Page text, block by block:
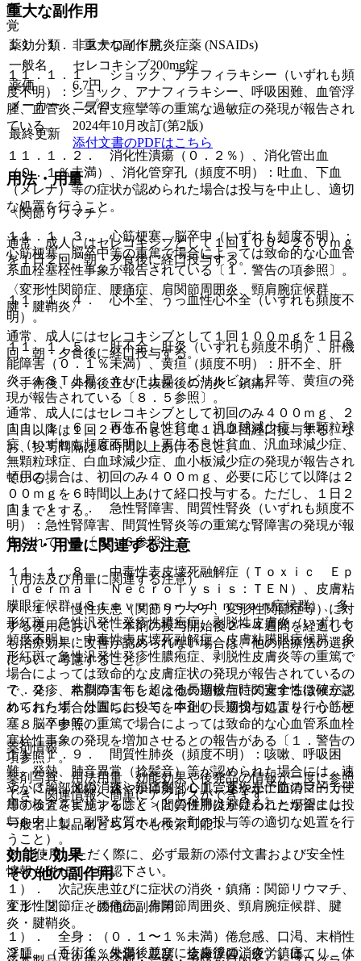
重大な副作用
１１．１． 重大な副作用
１１．１．１． ショック、アナフィラキシー（いずれも頻
度不明）：ショック、アナフィラキシー、呼吸困難、血管浮
腫、血管炎、気管支痙攣等の重篤な過敏症の発現が報告され
ている。
１１．１．２． 消化性潰瘍（０．２％）、消化管出血
（０．１％未満）、消化管穿孔（頻度不明）：吐血、下血
（メレナ）等の症状が認められた場合は投与を中止し、適切
な処置を行うこと。
１１．１．３． 心筋梗塞、脳卒中（いずれも頻度不明）：
心筋梗塞、脳卒中等の重篤で場合によっては致命的な心血管
系血栓塞栓性事象が報告されている〔１．警告の項参照〕。
１１．１．４． 心不全、うっ血性心不全（いずれも頻度不
明）。
１１．１．５． 肝不全、肝炎（いずれも頻度不明）、肝機
能障害（０．１％未満）、黄疸（頻度不明）：肝不全、肝
炎、ＡＳＴ上昇、ＡＬＴ上昇、ビリルビン上昇等、黄疸の発
現が報告されている〔８．５参照〕。
１１．１．６． 再生不良性貧血、汎血球減少症、無顆粒球
症（いずれも頻度不明）：再生不良性貧血、汎血球減少症、
無顆粒球症、白血球減少症、血小板減少症の発現が報告され
ている。
１１．１．７． 急性腎障害、間質性腎炎（いずれも頻度不
明）：急性腎障害、間質性腎炎等の重篤な腎障害の発現が報
告されている〔８．６参照〕。
１１．１．８． 中毒性表皮壊死融解症（Ｔｏｘｉｃ Ｅｐ
ｉｄｅｒｍａｌ Ｎｅｃｒｏｌｙｓｉｓ：ＴＥＮ）、皮膚粘
膜眼症候群（Ｓｔｅｖｅｎｓ−Ｊｏｈｎｓｏｎ症候群）、多
形紅斑、急性汎発性発疹性膿疱症、剥脱性皮膚炎（いずれも
頻度不明）：中毒性表皮壊死融解症、皮膚粘膜眼症候群、多
形紅斑、急性汎発性発疹性膿疱症、剥脱性皮膚炎等の重篤で
場合によっては致命的な皮膚症状の発現が報告されているの
で、発疹、粘膜障害もしくは他の過敏症に関連する徴候が認
められた場合は直ちに投与を中止し、適切な処置を行うこと
〔８．７参照〕。
１１．１．９． 間質性肺炎（頻度不明）：咳嗽、呼吸困
難、発熱、肺音異常（捻髪音）等が認められた場合には、速
やかに胸部Ｘ線、速やかに胸部ＣＴ、速やかに血清マーカー
等の検査を実施すること（間質性肺炎が疑われた場合には投
与を中止し、副腎皮質ホルモン剤の投与等の適切な処置を行
うこと）。
その他の副作用
１１．２． その他の副作用
１）． 全身：（０．１〜１％未満）倦怠感、口渇、末梢性
浮腫、（０．１％未満）悪寒、全身浮腫、疲労、ほてり、体
向
覚
薬効分類
非ステロイド抗炎症薬 (NSAIDs)
一般名
セレコキシブ200mg錠
薬価
6.7円
メーカー
ニプロ
最終更新
2024年10月改訂(第2版)
添付文書のPDFはこちら
用法・用量
〈関節リウマチ〉
通常、成人にはセレコキシブとして１回１００〜２００ｍｇ
を１日２回、朝・夕食後に経口投与する。
〈変形性関節症、腰痛症、肩関節周囲炎、頸肩腕症候群、
腱・腱鞘炎〉
通常、成人にはセレコキシブとして１回１００ｍｇを１日２
回、朝・夕食後に経口投与する。
〈手術後、外傷後並びに抜歯後の消炎・鎮痛〉
通常、成人にはセレコキシブとして初回のみ４００ｍｇ、２
回目以降は１回２００ｍｇとして１日２回経口投与する。な
お、投与間隔は６時間以上あけること。
頓用の場合は、初回のみ４００ｍｇ、必要に応じて以降は２
００ｍｇを６時間以上あけて経口投与する。ただし、１日２
回までとする。
用法・用量に関連する注意
（用法及び用量に関連する注意）
７．１． 慢性疾患（関節リウマチ、変形性関節症等）に対
する使用において、本剤の投与開始後２〜４週間を経過して
も治療効果に改善が認められない場合は、他の治療法の選択
について考慮すること。
７．２． 本剤の１年を超える長期投与時の安全性は確立さ
れておらず、外国において、本剤の長期投与により、心筋梗
塞、脳卒中等の重篤で場合によっては致命的な心血管系血栓
塞栓性事象の発現を増加させるとの報告がある〔１．警告の
項参照〕。
７．３． 他の消炎・鎮痛剤＜心血管系疾患予防の目的で使
用するアスピリンを除く＞との併用は避けることが望まし
い。
効能・効果
１）． 次記疾患並びに症状の消炎・鎮痛：関節リウマチ、
変形性関節症、腰痛症、肩関節周囲炎、頸肩腕症候群、腱
炎・腱鞘炎。
２）． 手術後、外傷後並びに抜歯後の消炎・鎮痛。
薬剤情報
薬剤写真、用法用量、効能効果や後発品の情報が一度に参照
でき、関連情報へ簡単にアクセスができます。
一般名、製品名どちらでも検索可能！
※ ご使用いただく際に、必ず最新の添付文書および安全性
情報も併せてご確認下さい。